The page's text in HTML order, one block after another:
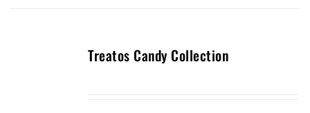
Treatos Candy Collection